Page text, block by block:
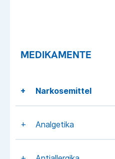
MEDIKAMENTE
Narkosemittel
Analgetika